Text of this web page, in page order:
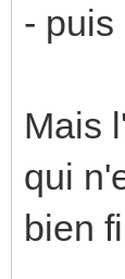
- puis
Mais
qui
bien